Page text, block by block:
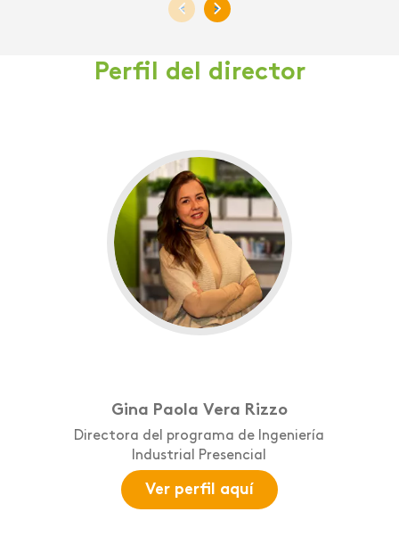
< >
Perfil del director
Gina Paola Vera Rizzo
Directora del programa de Ingeniería
Industrial Presencial
Ver perfil aquí